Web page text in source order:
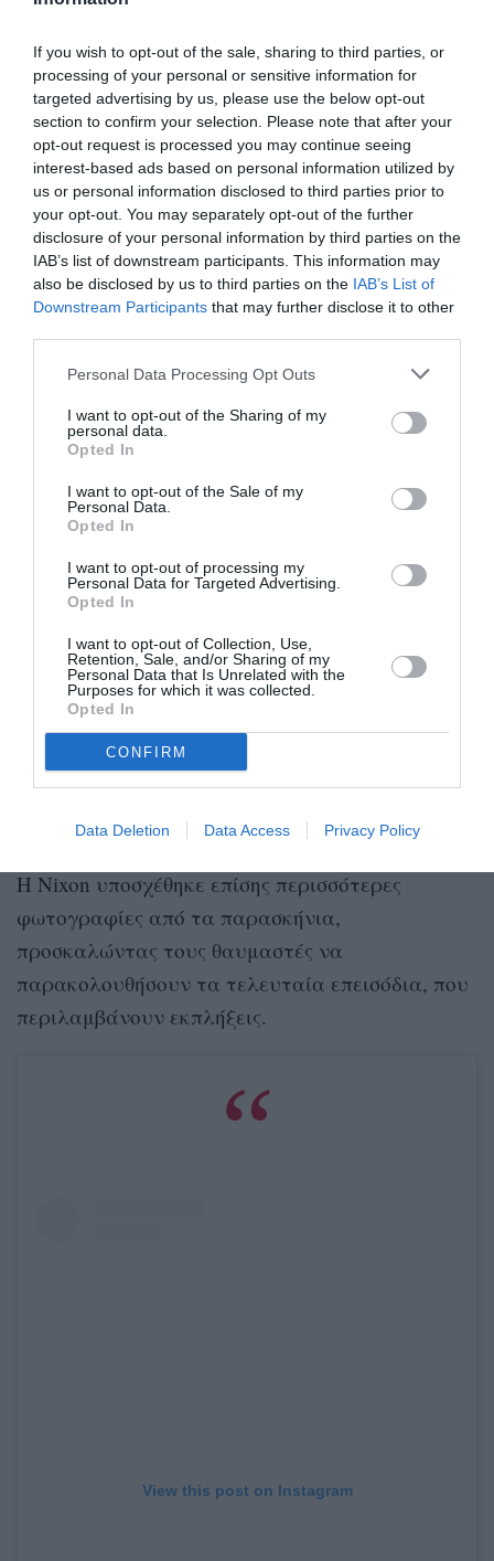
If you wish to opt-out of the sale, sharing to third parties, or
processing of your personal or sensitive information for
targeted advertising by us, please use the below opt-out
section to confirm your selection. Please note that after your
opt-out request is processed you may continue seeing
interest-based ads based on personal information utilized by
us or personal information disclosed to third parties prior to
your opt-out. You may separately opt-out of the further
disclosure of your personal information by third parties on the
IAB’s list of downstream participants. This information may
also be disclosed by us to third parties on the IAB’s List of
Downstream Participants that may further disclose it to other
Personal Data Processing Opt Outs
I want to opt-out of the Sharing of my
personal data.
Opted In
I want to opt-out of the Sale of my
Personal Data.
Opted In
I want to opt-out of processing my
Personal Data for Targeted Advertising.
Opted In
I want to opt-out of Collection, Use,
Retention, Sale, and/or Sharing of my
Personal Data that Is Unrelated with the
Purposes for which it was collected.
Opted In
CONFIRM
Data Deletion Data Access Privacy Policy
A post shared by Cynthia Nixon (@cynthiaenixon)
Cynthia Nixon, η οποία υποδύθηκε τη Miranda
Hobbes για πάνω από δύο δεκαετίες, εξέφρασε
αυτή. Στο Instagram της, δημοσίευσε μια σειρά
από φωτογραφίες από τα παρασκήνια,
αναφέροντας:
InStyle
«Δεν μπορώ να πιστέψω ότι το υπέροχο ταξίδι
του And Just Like That φτάνει στο τέλος του.
Ήταν μια απόλαυση από την αρχή μέχρι το
τέλος. Θα μου λείψει να δουλεύω καθημερινά με
αυτούς τους ανθρώπους, αλλά ξέρω ότι πάντα
θα είμαστε μέρος της ζωής ο ένας του άλλου».
Η Nixon υποσχέθηκε επίσης περισσότερες
φωτογραφίες από τα παρασκήνια,
προσκαλώντας τους θαυμαστές να
παρακολουθήσουν τα τελευταία επεισόδια, που
περιλαμβάνουν εκπλήξεις.
View this post on Instagram